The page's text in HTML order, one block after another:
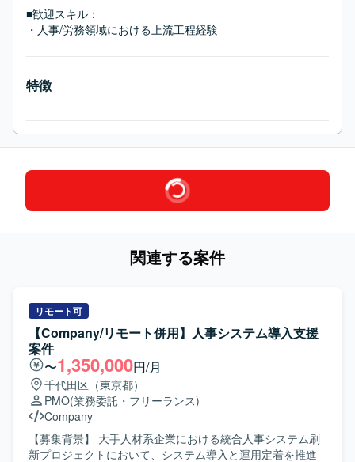
■歓迎スキル：
・人事/労務領域における上流工程経験
特徴
関連する案件
リモート可
【Company/リモート併用】人事システム導入支援
案件
〜1,350,000円/月
千代田区（東京都）
PMO(業務委託・フリーランス)
Company
【募集背景】 大手人材系企業における統合人事システム刷
新プロジェクトにおいて、システム導入と運用定着を推進